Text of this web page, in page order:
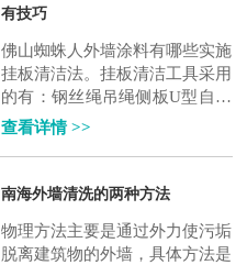
有技巧
佛山蜘蛛人外墙涂料有哪些实施
挂板清洁法。挂板清洁工具采用
的有：钢丝绳吊绳侧板U型自锁
安全带扣蟹。具体工作方法还得
查看详情 >>
南海外墙清洗的两种方法
物理方法主要是通过外力使污垢
脱离建筑物的外墙，具体方法是